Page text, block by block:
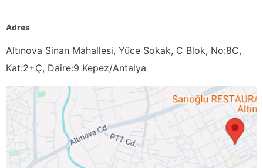
Adres
Altınova Sinan Mahallesi, Yüce Sokak, C Blok, No:8C,
Kat:2+Ç, Daire:9 Kepez/Antalya